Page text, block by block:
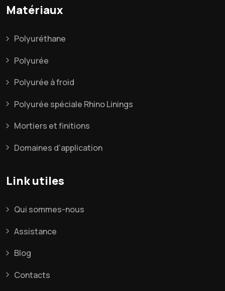
Matériaux
Polyuréthane
Polyurée
Polyurée à froid
Polyurée spéciale Rhino Linings
Mortiers et finitions
Domaines d’application
Link utiles
Qui sommes-nous
Assistance
Blog
Contacts